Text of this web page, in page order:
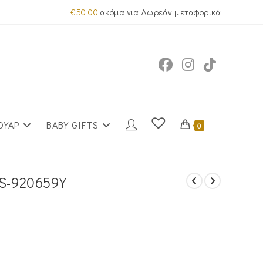
€50.00 ακόμα για Δωρεάν μεταφορικά
BABY GIFTS 0
920659Y